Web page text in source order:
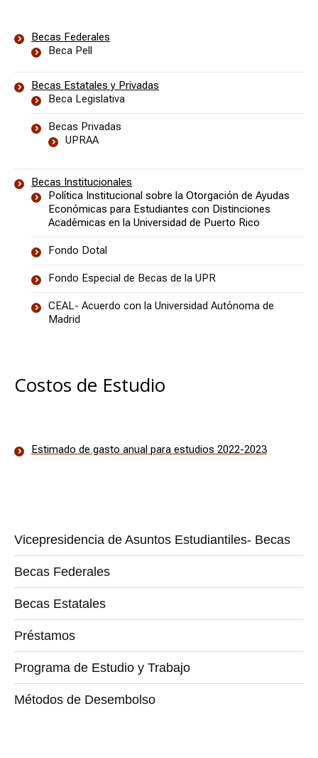
Becas Federales
Beca Pell
Becas Estatales y Privadas
Beca Legislativa
Becas Privadas
UPRAA
Becas Institucionales
Política Institucional sobre la Otorgación de Ayudas
Económicas para Estudiantes con Distinciones
Académicas en la Universidad de Puerto Rico
Fondo Dotal
Fondo Especial de Becas de la UPR
CEAL- Acuerdo con la Universidad Autónoma de
Madrid
Costos de Estudio
Estimado de gasto anual para estudios 2022-2023
Vicepresidencia de Asuntos Estudiantiles- Becas
Becas Federales
Becas Estatales
Préstamos
Programa de Estudio y Trabajo
Métodos de Desembolso